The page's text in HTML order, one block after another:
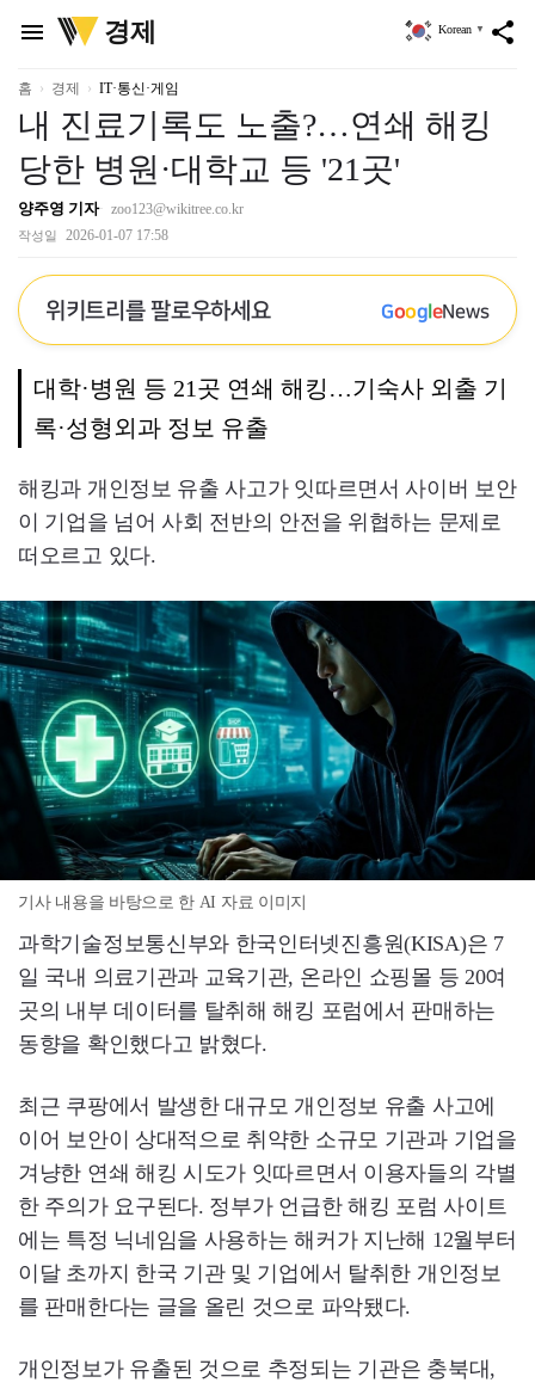
menu
위
키
리
경제 share
Korean ▼
홈 경제 IT·통신·게임
내 진료기록도 노출?…연쇄 해킹
당한 병원·대학교 등 '21곳'
양주영 기자 zoo123@wikitree.co.kr
작성일 2026-01-07 17:58
위키트리를 팔로우하세요 GoogleNews
대학·병원 등 21곳 연쇄 해킹…기숙사 외출 기
록·성형외과 정보 유출
해킹과 개인정보 유출 사고가 잇따르면서 사이버 보안
이 기업을 넘어 사회 전반의 안전을 위협하는 문제로
떠오르고 있다.
기사 내용을 바탕으로 한 AI 자료 이미지
과학기술정보통신부와 한국인터넷진흥원(KISA)은 7
일 국내 의료기관과 교육기관, 온라인 쇼핑몰 등 20여
곳의 내부 데이터를 탈취해 해킹 포럼에서 판매하는
동향을 확인했다고 밝혔다.
최근 쿠팡에서 발생한 대규모 개인정보 유출 사고에
이어 보안이 상대적으로 취약한 소규모 기관과 기업을
겨냥한 연쇄 해킹 시도가 잇따르면서 이용자들의 각별
한 주의가 요구된다. 정부가 언급한 해킹 포럼 사이트
에는 특정 닉네임을 사용하는 해커가 지난해 12월부터
이달 초까지 한국 기관 및 기업에서 탈취한 개인정보
를 판매한다는 글을 올린 것으로 파악됐다.
개인정보가 유출된 것으로 추정되는 기관은 충북대,